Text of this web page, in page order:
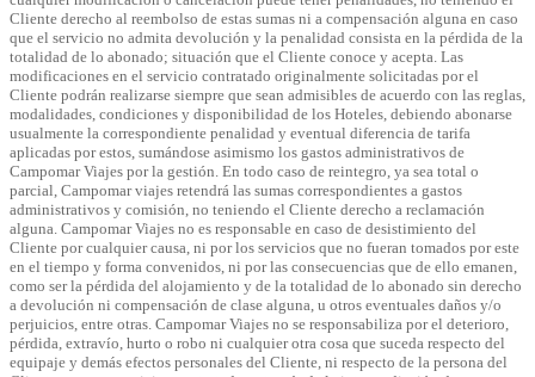
Cliente derecho al reembolso de estas sumas ni a compensación alguna en caso
que el servicio no admita devolución y la penalidad consista en la pérdida de la
totalidad de lo abonado; situación que el Cliente conoce y acepta. Las
modificaciones en el servicio contratado originalmente solicitadas por el
Cliente podrán realizarse siempre que sean admisibles de acuerdo con las reglas,
modalidades, condiciones y disponibilidad de los Hoteles, debiendo abonarse
usualmente la correspondiente penalidad y eventual diferencia de tarifa
aplicadas por estos, sumándose asimismo los gastos administrativos de
Campomar Viajes por la gestión. En todo caso de reintegro, ya sea total o
parcial, Campomar viajes retendrá las sumas correspondientes a gastos
administrativos y comisión, no teniendo el Cliente derecho a reclamación
alguna. Campomar Viajes no es responsable en caso de desistimiento del
Cliente por cualquier causa, ni por los servicios que no fueran tomados por este
en el tiempo y forma convenidos, ni por las consecuencias que de ello emanen,
como ser la pérdida del alojamiento y de la totalidad de lo abonado sin derecho
a devolución ni compensación de clase alguna, u otros eventuales daños y/o
perjuicios, entre otras. Campomar Viajes no se responsabiliza por el deterioro,
pérdida, extravío, hurto o robo ni cualquier otra cosa que suceda respecto del
equipaje y demás efectos personales del Cliente, ni respecto de la persona del